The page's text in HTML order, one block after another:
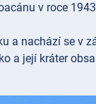
v roce
a nachází se v
a její kráter